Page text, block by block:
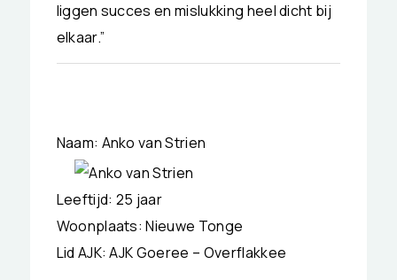
liggen succes en mislukking heel dicht bij
elkaar.”
Naam: Anko van Strien
Leeftijd: 25 jaar
Woonplaats: Nieuwe Tonge
Lid AJK: AJK Goeree – Overflakkee